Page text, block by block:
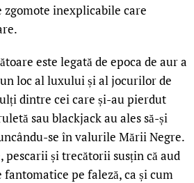
zgomote inexplicabile care
este legată de epoca de aur a
loc al luxului și al jocurilor de
dintre cei care și-au pierdut
sau blackjack au ales să-și
se în valurile Mării Negre.
și trecătorii susțin că aud
fantomatice pe faleză, ca și cum